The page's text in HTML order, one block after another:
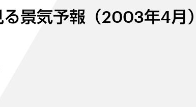
景気予報（2003年4月）